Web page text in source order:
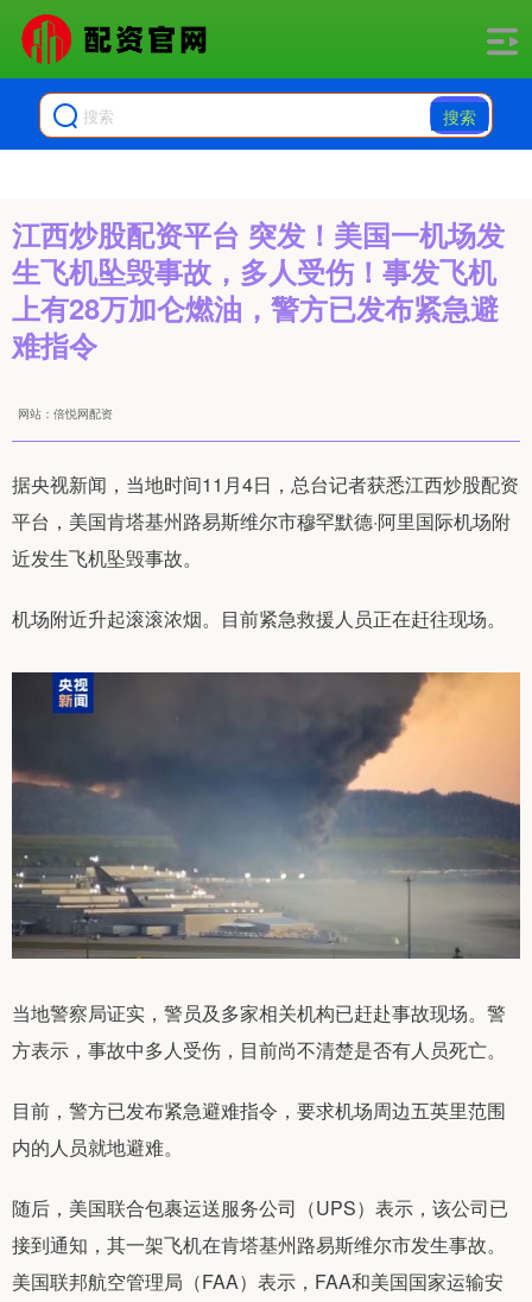
搜索
江西炒股配资平台 突发！美国一机场发
生飞机坠毁事故，多人受伤！事发飞机
上有28万加仑燃油，警方已发布紧急避
难指令
网站：倍悦网配资
据央视新闻，当地时间11月4日，总台记者获悉江西炒股配资
平台，美国肯塔基州路易斯维尔市穆罕默德·阿里国际机场附
近发生飞机坠毁事故。
机场附近升起滚滚浓烟。目前紧急救援人员正在赶往现场。
当地警察局证实，警员及多家相关机构已赶赴事故现场。警
方表示，事故中多人受伤，目前尚不清楚是否有人员死亡。
目前，警方已发布紧急避难指令，要求机场周边五英里范围
内的人员就地避难。
随后，美国联合包裹运送服务公司（UPS）表示，该公司已
接到通知，其一架飞机在肯塔基州路易斯维尔市发生事故。
美国联邦航空管理局（FAA）表示，FAA和美国国家运输安